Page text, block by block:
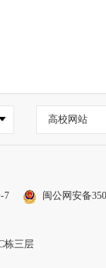
高校网站
7 闽公网安备
栋三层